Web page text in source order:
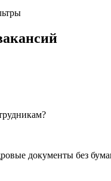
документы без